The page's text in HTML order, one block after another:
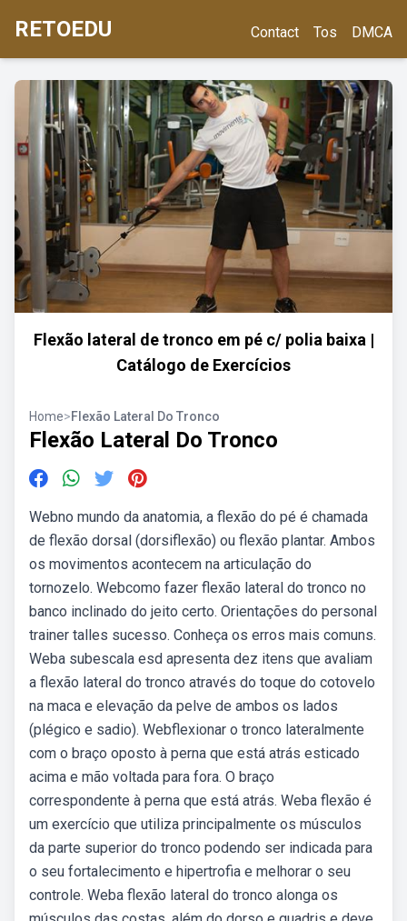
RETOEDU Contact Tos DMCA
Flexão lateral de tronco em pé c/ polia baixa |
Catálogo de Exercícios
Home>Flexão Lateral Do Tronco
Flexão Lateral Do Tronco
Webno mundo da anatomia, a flexão do pé é chamada
de flexão dorsal (dorsiflexão) ou flexão plantar. Ambos
os movimentos acontecem na articulação do
tornozelo. Webcomo fazer flexão lateral do tronco no
banco inclinado do jeito certo. Orientações do personal
trainer talles sucesso. Conheça os erros mais comuns.
Weba subescala esd apresenta dez itens que avaliam
a flexão lateral do tronco através do toque do cotovelo
na maca e elevação da pelve de ambos os lados
(plégico e sadio). Webflexionar o tronco lateralmente
com o braço oposto à perna que está atrás esticado
acima e mão voltada para fora. O braço
correspondente à perna que está atrás. Weba flexão é
um exercício que utiliza principalmente os músculos
da parte superior do tronco podendo ser indicada para
o seu fortalecimento e hipertrofia e melhorar o seu
controle. Weba flexão lateral do tronco alonga os